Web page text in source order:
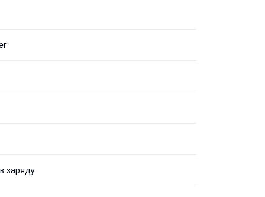
заряду